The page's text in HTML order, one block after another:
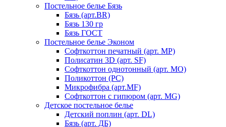
Постельное белье Бязь
Бязь (арт.BR)
Бязь 130 гр
Бязь ГОСТ
Постельное белье Эконом
Софткоттон печатный (арт. MР)
Полисатин 3D (арт. SF)
Софткоттон однотонный (арт. MO)
Поликоттон (PC)
Микрофибра (арт.MF)
Софткоттон с гипюром (арт. MG)
Детское постельное белье
Детский поплин (арт. DL)
Бязь (арт. ДБ)